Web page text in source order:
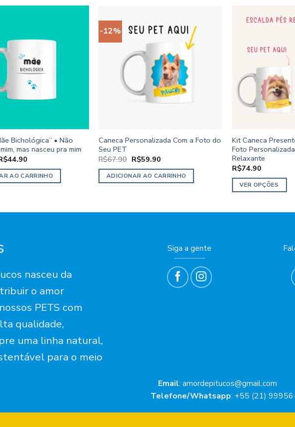
Bichológica” • Não
mas nasceu pra mim
preço
44.90
atual
é:
AO CARRINHO
-12%
Caneca Personalizada Com a Foto do
Seu PET
R$67.90 O
preço
original
era:
R$59.90O
atual
é:
ADICIONAR AO CARRINHO
Kit Caneca
Foto
Relaxante
R$74.90
VER OPÇÕES
nasceu da
o amor
PETS com
qualidade,
uma linha natural,
para o meio
Siga a gente
Email: amordepitucos@gmail.com
Telefone/Whatsapp: +55 (21)